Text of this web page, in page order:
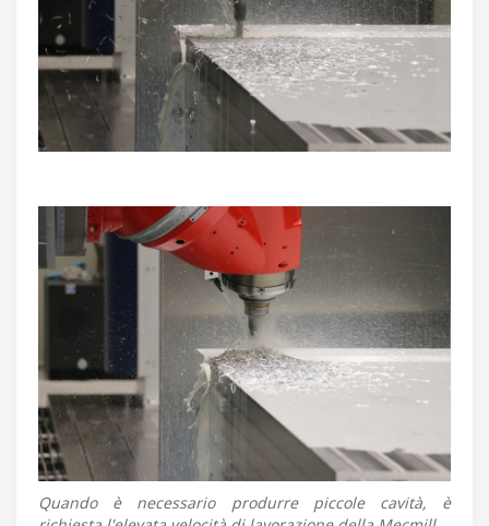
Quando è necessario produrre piccole cavità, è